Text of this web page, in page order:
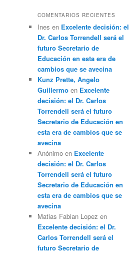
COMENTARIOS RECIENTES
Ines en Excelente decisión: el
Dr. Carlos Torrendell será el
futuro Secretario de
Educación en esta era de
cambios que se avecina
Kunz Prette, Angelo
Guillermo en Excelente
decisión: el Dr. Carlos
Torrendell será el futuro
Secretario de Educación en
esta era de cambios que se
avecina
Anónimo en Excelente
decisión: el Dr. Carlos
Torrendell será el futuro
Secretario de Educación en
esta era de cambios que se
avecina
Matias Fabian Lopez en
Excelente decisión: el Dr.
Carlos Torrendell será el
futuro Secretario de